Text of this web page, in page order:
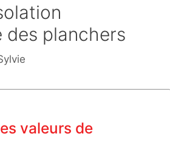
des planchers
valeurs de